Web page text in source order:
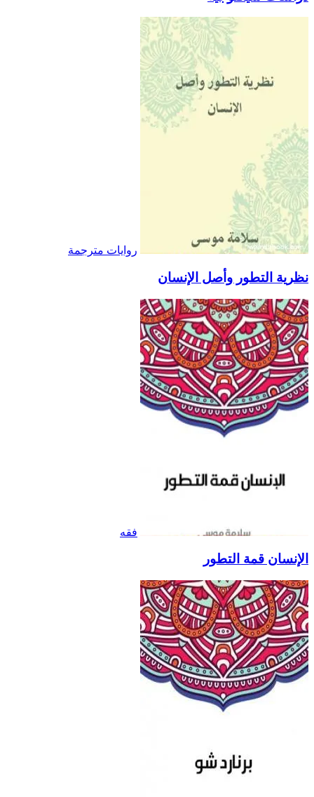
روايات مترجمة
نظرية التطور وأصل الإنسان
فقه
الإنسان قمة التطور